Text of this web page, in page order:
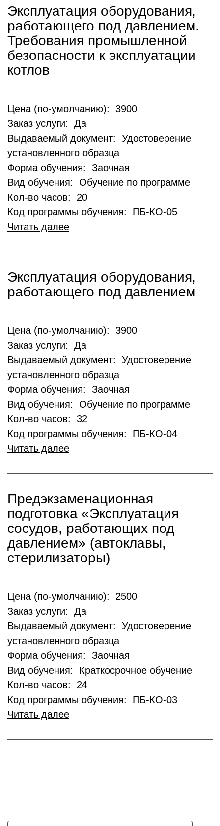
Эксплуатация оборудования,
работающего под давлением.
Требования промышленной
безопасности к эксплуатации
котлов
Цена (по-умолчанию): 3900
Заказ услуги: Да
Выдаваемый документ: Удостоверение
установленного образца
Форма обучения: Заочная
Вид обучения: Обучение по программе
Кол-во часов: 20
Код программы обучения: ПБ-КО-05
Читать далее
Эксплуатация оборудования,
работающего под давлением
Цена (по-умолчанию): 3900
Заказ услуги: Да
Выдаваемый документ: Удостоверение
установленного образца
Форма обучения: Заочная
Вид обучения: Обучение по программе
Кол-во часов: 32
Код программы обучения: ПБ-КО-04
Читать далее
Предэкзаменационная
подготовка «Эксплуатация
сосудов, работающих под
давлением» (автоклавы,
стерилизаторы)
Цена (по-умолчанию): 2500
Заказ услуги: Да
Выдаваемый документ: Удостоверение
установленного образца
Форма обучения: Заочная
Вид обучения: Краткосрочное обучение
Кол-во часов: 24
Код программы обучения: ПБ-КО-03
Читать далее